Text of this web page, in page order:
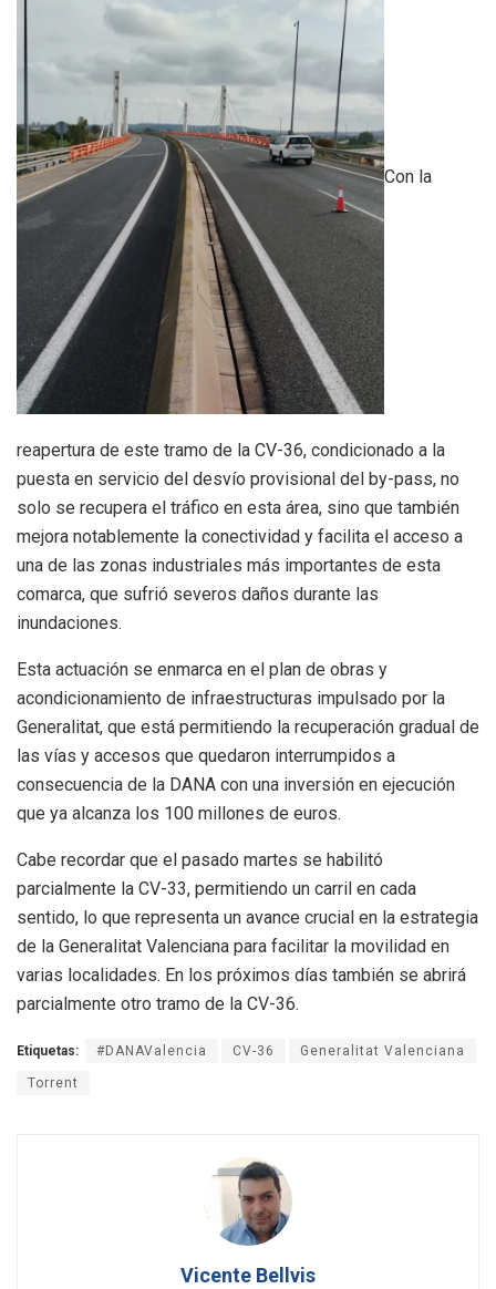
Con la
reapertura de este tramo de la CV-36, condicionado a la
puesta en servicio del desvío provisional del by-pass, no
solo se recupera el tráfico en esta área, sino que también
mejora notablemente la conectividad y facilita el acceso a
una de las zonas industriales más importantes de esta
comarca, que sufrió severos daños durante las
inundaciones.
Esta actuación se enmarca en el plan de obras y
acondicionamiento de infraestructuras impulsado por la
Generalitat, que está permitiendo la recuperación gradual de
las vías y accesos que quedaron interrumpidos a
consecuencia de la DANA con una inversión en ejecución
que ya alcanza los 100 millones de euros.
Cabe recordar que el pasado martes se habilitó
parcialmente la CV-33, permitiendo un carril en cada
sentido, lo que representa un avance crucial en la estrategia
de la Generalitat Valenciana para facilitar la movilidad en
varias localidades. En los próximos días también se abrirá
parcialmente otro tramo de la CV-36.
Etiquetas: #DANAValencia CV-36 Generalitat Valenciana
Torrent
Vicente Bellvis